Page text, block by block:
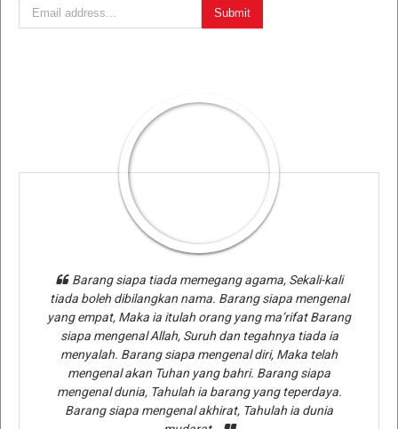
Barang siapa tiada memegang agama, Sekali-kali
tiada boleh dibilangkan nama. Barang siapa mengenal
yang empat, Maka ia itulah orang yang ma’rifat Barang
siapa mengenal Allah, Suruh dan tegahnya tiada ia
menyalah. Barang siapa mengenal diri, Maka telah
mengenal akan Tuhan yang bahri. Barang siapa
mengenal dunia, Tahulah ia barang yang teperdaya.
Barang siapa mengenal akhirat, Tahulah ia dunia